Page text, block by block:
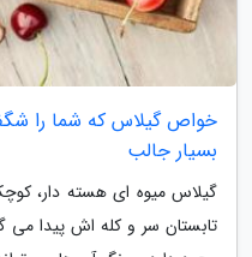
بسیار جالب
گیلاس میوه ای هسته دار،
تابستان سر و کله اش پیدا می